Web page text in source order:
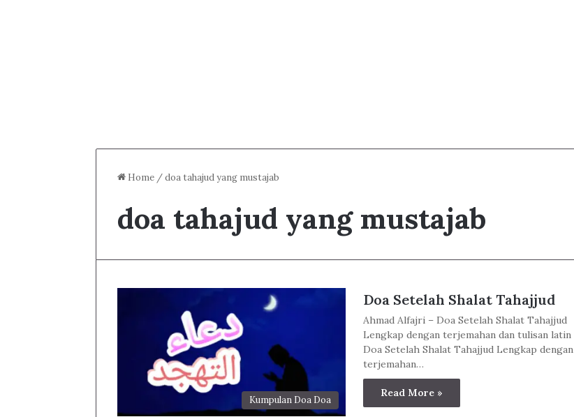
Home /doa tahajud yang mustajab
doa tahajud yang mustajab
Kumpulan Doa Doa
Doa Setelah Shalat Tahajjud
Ahmad Alfajri – Doa Setelah Shalat Tahajjud
Lengkap dengan terjemahan dan tulisan latin
Doa Setelah Shalat Tahajjud Lengkap dengan
terjemahan…
Read More »